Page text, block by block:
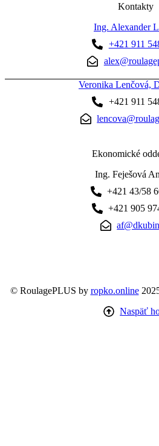
Kontakty
Ing. Alexander
+421 911
Veronika Lenčová,
+421 911
Ekonomické
Ing. Feješová
+421 43/58
+421 905
© RoulagePLUS by ropko.online
Naspäť